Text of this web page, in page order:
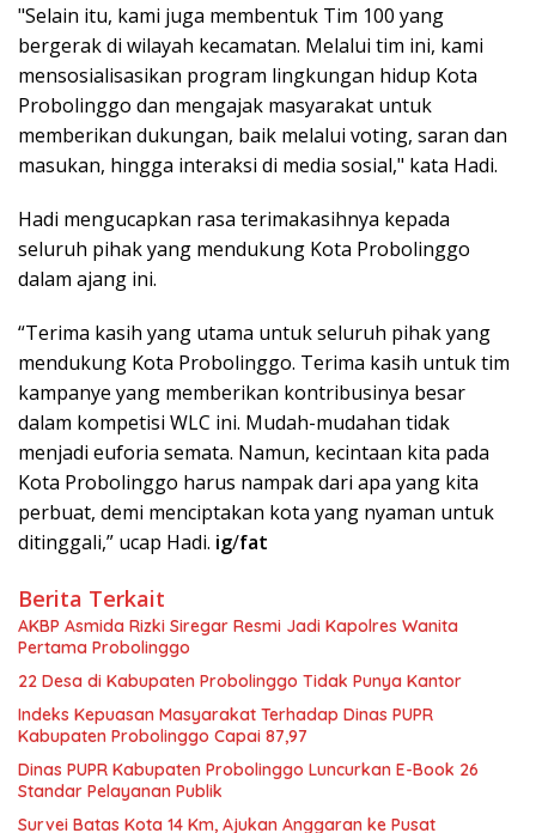
"Selain itu, kami juga membentuk Tim 100 yang
bergerak di wilayah kecamatan. Melalui tim ini, kami
mensosialisasikan program lingkungan hidup Kota
Probolinggo dan mengajak masyarakat untuk
memberikan dukungan, baik melalui voting, saran dan
masukan, hingga interaksi di media sosial," kata Hadi.
Hadi mengucapkan rasa terimakasihnya kepada
seluruh pihak yang mendukung Kota Probolinggo
dalam ajang ini.
“Terima kasih yang utama untuk seluruh pihak yang
mendukung Kota Probolinggo. Terima kasih untuk tim
kampanye yang memberikan kontribusinya besar
dalam kompetisi WLC ini. Mudah-mudahan tidak
menjadi euforia semata. Namun, kecintaan kita pada
Kota Probolinggo harus nampak dari apa yang kita
perbuat, demi menciptakan kota yang nyaman untuk
ditinggali,” ucap Hadi. ig/fat
Berita Terkait
AKBP Asmida Rizki Siregar Resmi Jadi Kapolres Wanita
Pertama Probolinggo
22 Desa di Kabupaten Probolinggo Tidak Punya Kantor
Indeks Kepuasan Masyarakat Terhadap Dinas PUPR
Kabupaten Probolinggo Capai 87,97
Dinas PUPR Kabupaten Probolinggo Luncurkan E-Book 26
Standar Pelayanan Publik
Survei Batas Kota 14 Km, Ajukan Anggaran ke Pusat